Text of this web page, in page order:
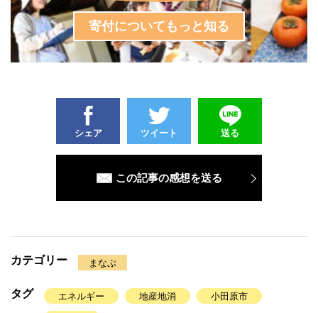
寄付についてもっと知る
シェア ツイート 送る
この記事の感想を送る
カテゴリー まなぶ
タグ エネルギー 地産地消 小田原市